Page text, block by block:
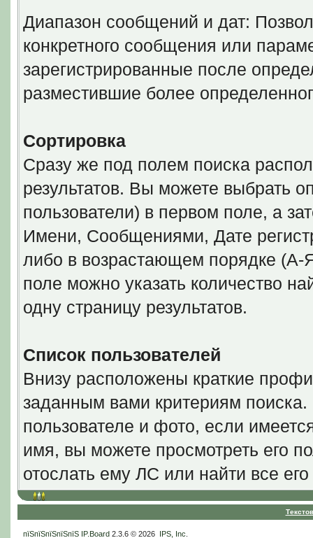
Диапазон сообщений и дат:
конкретного сообщения или
зарегистрированные после
разместившие более
Сортировка
Сразу же под полем поиска
результатов. Вы можете выбрать
пользователи) в первом поле, а
Имени, Сообщениями, Дате
либо в возрастающем порядке
поле можно указать количество
одну страницу результатов.
Список пользователей
Внизу расположены краткие
заданным вами критериям
пользователе и фото, если
имя, вы можете просмотреть его
отослать ему ЛС или найти все
пїЅпїЅпїЅпїЅпїЅ IP.Board2.3.6 © 2026 IPS, Inc